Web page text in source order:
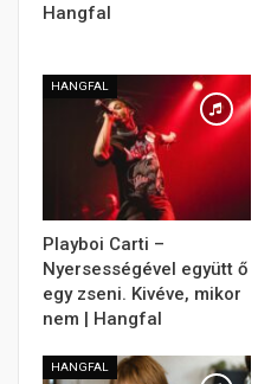
Hangfal
HANGFAL
Playboi Carti –
Nyersességével együtt ő
egy zseni. Kivéve, mikor
nem | Hangfal
HANGFAL